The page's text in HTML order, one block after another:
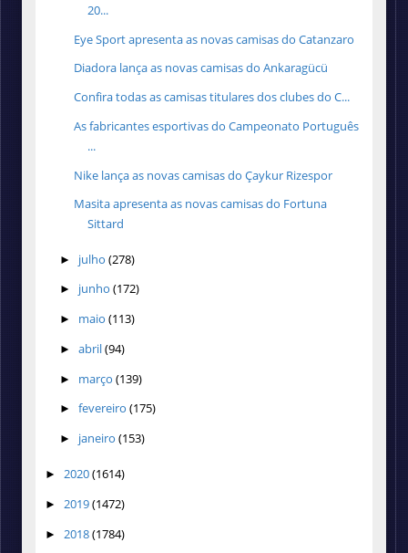
20...
Eye Sport apresenta as novas camisas do Catanzaro
Diadora lança as novas camisas do Ankaragücü
Confira todas as camisas titulares dos clubes do C...
As fabricantes esportivas do Campeonato Português
...
Nike lança as novas camisas do Çaykur Rizespor
Masita apresenta as novas camisas do Fortuna
Sittard
► julho (278)
► junho (172)
► maio (113)
► abril(94)
► março (139)
► fevereiro (175)
► janeiro (153)
► 2020(1614)
► 2019(1472)
► 2018(1784)